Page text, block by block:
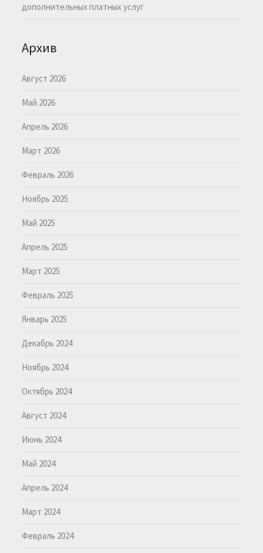
дополнительных платных услуг
Архив
Август 2026
Май 2026
Апрель 2026
Март 2026
Февраль 2026
Ноябрь 2025
Май 2025
Апрель 2025
Март 2025
Февраль 2025
Январь 2025
Декабрь 2024
Ноябрь 2024
Октябрь 2024
Август 2024
Июнь 2024
Май 2024
Апрель 2024
Март 2024
Февраль 2024